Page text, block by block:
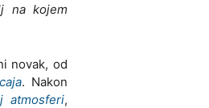
na kojem
novak, od
. Nakon
atmosferi,